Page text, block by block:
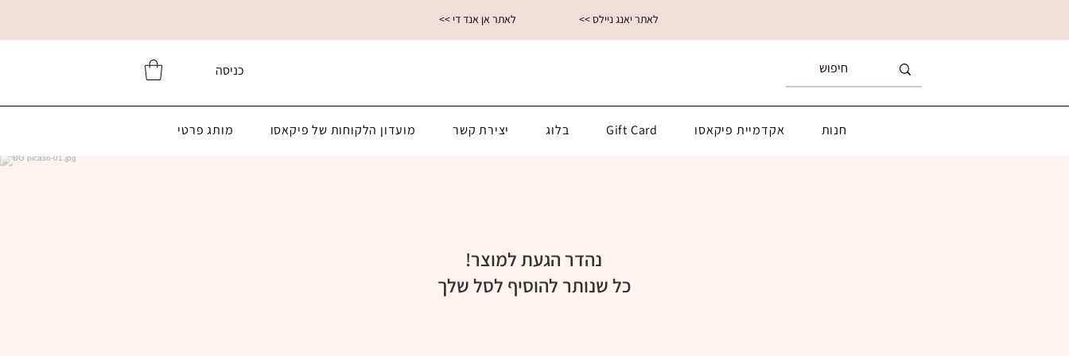
<< לאתר אן אנד די << לאתר יאנג ניילס
כניסה
חנות אקדמיית פיקאסו Gift Card בלוג יצירת קשר מועדון הלקוחות של פיקאסו מותג פרטי
נהדר הגעת למוצר!
כל שנותר להוסיף לסל שלך